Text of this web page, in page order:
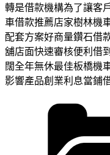
轉是借款機構為了讓客
車借款推薦店家樹林機
配套方案好商量鑽石借
舖店面快速審核便利借
闊全年無休最佳板橋機
影響產品創業利息當鋪